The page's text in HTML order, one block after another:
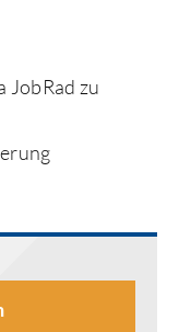
JobRad zu